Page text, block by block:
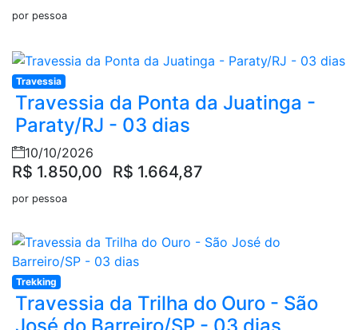
por pessoa
Travessia
Travessia da Ponta da Juatinga -
Paraty/RJ - 03 dias
10/10/2026
R$ 1.850,00 R$ 1.664,87
por pessoa
Trekking
Travessia da Trilha do Ouro - São